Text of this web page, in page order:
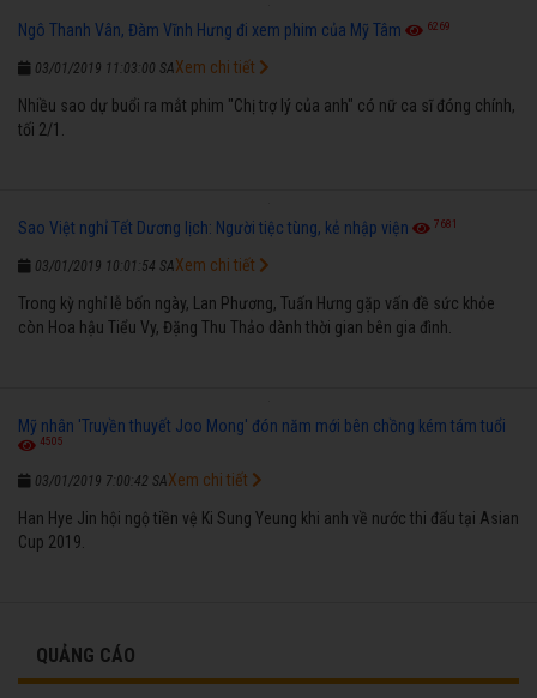
Ngô Thanh Vân, Đàm Vĩnh Hưng đi xem phim của Mỹ Tâm 6269
03/01/2019 11:03:00 SA
Nhiều sao dự buổi ra mắt phim "Chị trợ lý của anh" có nữ ca sĩ đóng chính,
tối 2/1.
Xem chi tiết
Sao Việt nghỉ Tết Dương lịch: Người tiệc tùng, kẻ nhập viện 7681
03/01/2019 10:01:54 SA
Trong kỳ nghỉ lễ bốn ngày, Lan Phương, Tuấn Hưng gặp vấn đề sức khỏe
còn Hoa hậu Tiểu Vy, Đặng Thu Thảo dành thời gian bên gia đình.
Xem chi tiết
Mỹ nhân 'Truyền thuyết Joo Mong' đón năm mới bên chồng kém tám tuổi
4505
03/01/2019 7:00:42 SA
Han Hye Jin hội ngộ tiền vệ Ki Sung Yeung khi anh về nước thi đấu tại Asian
Cup 2019.
Xem chi tiết
QUẢNG CÁO